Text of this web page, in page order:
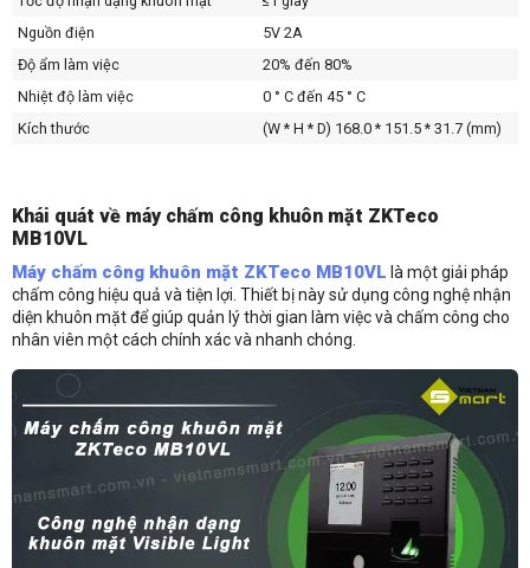
Khái quát về máy chấm công khuôn mặt ZKTeco
MB10VL
Máy chấm công khuôn mặt ZKTeco MB10VL là một giải pháp
chấm công hiệu quả và tiện lợi. Thiết bị này sử dụng công nghệ nhận
diện khuôn mặt để giúp quản lý thời gian làm việc và chấm công cho
nhân viên một cách chính xác và nhanh chóng.
Nguồn điện
5V 2A
Độ ẩm làm việc
20% đến 80%
Nhiệt độ làm việc
0 ° C đến 45 ° C
Kích thước
(W * H * D) 168.0 * 151.5 * 31.7 (mm)